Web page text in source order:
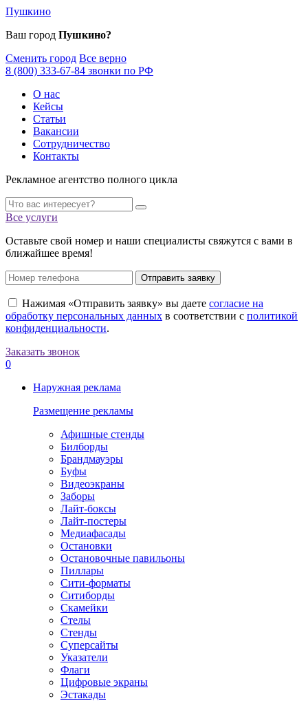
Пушкино
Ваш город Пушкино?
Сменить город Все верно
8 (800) 333-67-84 звонки по РФ
О нас
Кейсы
Статьи
Вакансии
Сотрудничество
Контакты
Рекламное агентство полного цикла
Все услуги
Оставьте свой номер и наши специалисты свяжутся с вами в
ближайшее время!
Отправить заявку
Нажимая «Отправить заявку» вы даете согласие на
обработку персональных данных в соответствии с политикой
конфиденциальности.
Заказать звонок
0
Наружная реклама
Размещение рекламы
Афишные стенды
Билборды
Брандмауэры
Буфы
Видеоэкраны
Заборы
Лайт-боксы
Лайт-постеры
Медиафасады
Остановки
Остановочные павильоны
Пиллары
Сити-форматы
Ситиборды
Скамейки
Стелы
Стенды
Суперсайты
Указатели
Флаги
Цифровые экраны
Эстакады